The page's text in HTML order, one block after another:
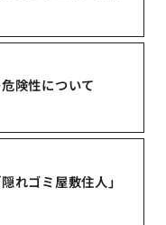
険性について
れゴミ屋敷住人」